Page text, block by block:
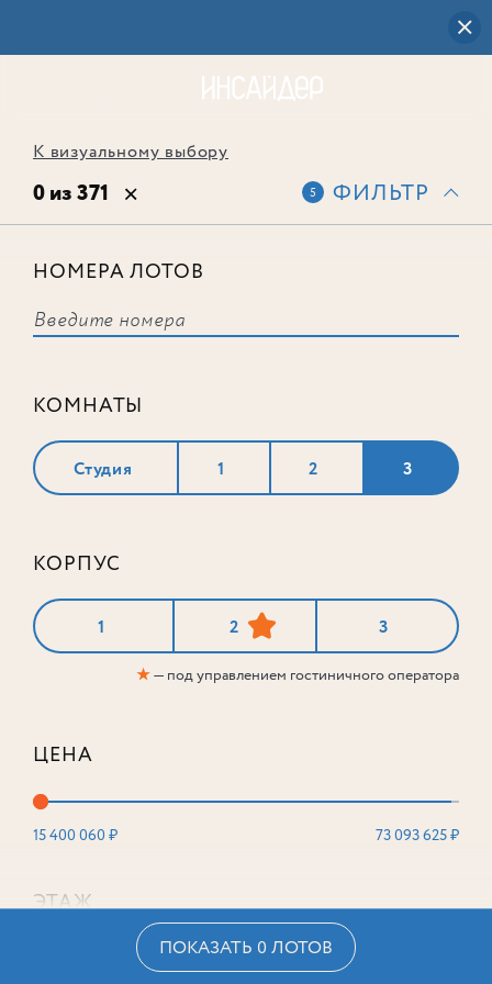
К визуальному выбору
0 из 371 5 ФИЛЬТР
НОМЕРА ЛОТОВ
КОМНАТЫ
Студия 1 2 3
КОРПУС
1 2 3
★— под управлением гостиничного оператора
ЦЕНА
15 400 060 ₽ 73 093 625 ₽
ЭТАЖ
ПОКАЗАТЬ 0 ЛОТОВ
соответствует ни одного лота